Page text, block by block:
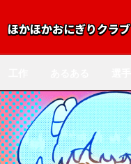
ほかほかおにぎりクラブ